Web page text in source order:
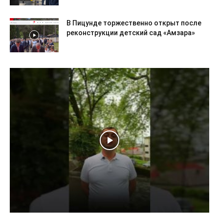
В Пицунде торжественно открыт после
реконструкции детский сад «Амзара»